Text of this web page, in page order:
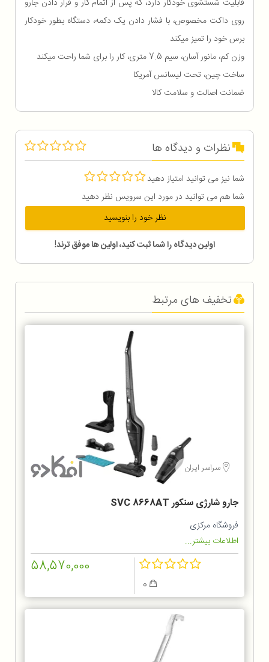
روی داکت مخصوص، با فشار دادن یک دکمه، دستگاه بطور خودکار
برس خود را تمیز میکند
وزن کم، مانور آسان، سیم 7.5 متری، کار را برای شما راحت میکند
ساخت چین، تحت لیسانس آمریکا
ضمانت اصالت و سلامت کالا
نظرات و دیدگاه ها
شما نیز می توانید امتیاز دهید
شما هم می توانید در مورد این سرویس نظر دهید
نظر خود را بنویسید
اولین دیدگاه را شما ثبت کنید، اولین ها موفق ترند!
تخفیف های مرتبط
سراسر ایران
جارو شارژی سنکور SVC 8668AT
فروشگاه مرکزی
اطلاعات بیشتر...
58,570,000